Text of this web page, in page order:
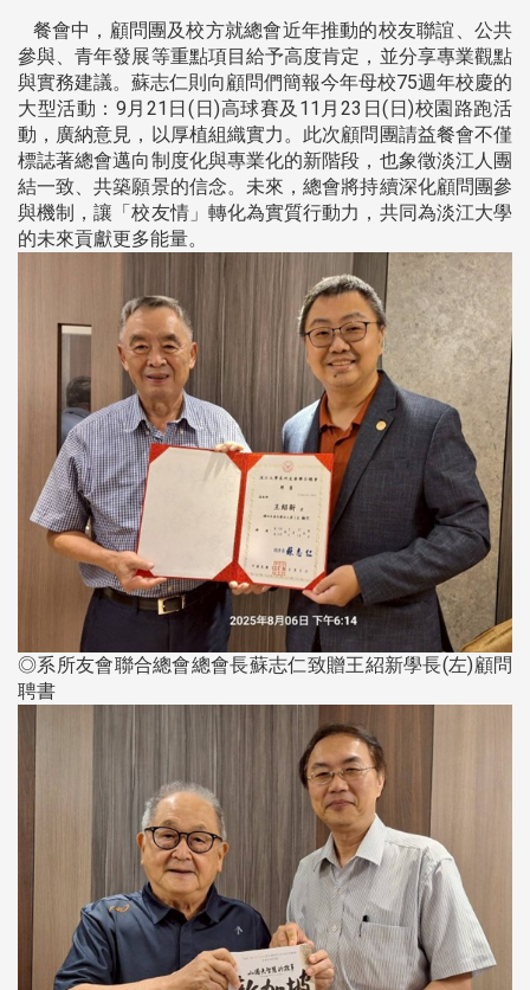
餐會中，顧問團及校方就總會近年推動的校友聯誼、公共
參與、青年發展等重點項目給予高度肯定，並分享專業觀點
與實務建議。蘇志仁則向顧問們簡報今年母校75週年校慶的
大型活動：9月21日(日)高球賽及11月23日(日)校園路跑活
動，廣納意見，以厚植組織實力。此次顧問團請益餐會不僅
標誌著總會邁向制度化與專業化的新階段，也象徵淡江人團
結一致、共築願景的信念。未來，總會將持續深化顧問團參
與機制，讓「校友情」轉化為實質行動力，共同為淡江大學
的未來貢獻更多能量。
◎系所友會聯合總會總會長蘇志仁致贈王紹新學長(左)顧問
聘書